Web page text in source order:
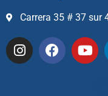
Carrera 35 # 37 sur